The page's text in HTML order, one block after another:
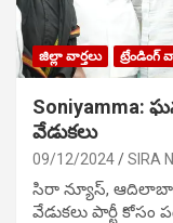
జిల్లా వార్తలు ట్రేండింగ్
వేడుక‌లు
09/12/2024 SIRA
సిరా న్యూస్,
వేడుక‌లు పార్టీ కోసం